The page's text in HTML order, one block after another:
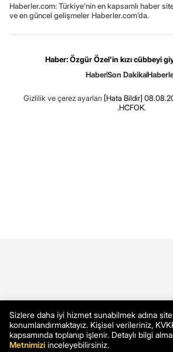
Haberler.com: Türkiye’nin en kapsamlı haber
ve en güncel gelişmeler Haberler.com’da.
Haber: Özgür Özel'in kızı cübbeyi
HaberSon Dakika
Gizlilik ve çerez ayarları [Hata Bildir]
.HCFOK.
Sizlere daha iyi hizmet sunabilmek adına
konumlandırmaktayız. Kişisel verileriniz,
kapsamında toplanıp işlenir. Detaylı bilgi
Metnimizi inceleyebilirsiniz.